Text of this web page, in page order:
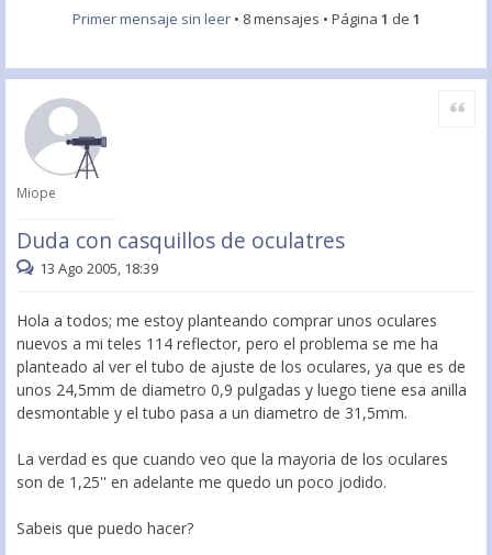
Primer mensaje sin leer• 8 mensajes • Página 1 de 1
Miope
Duda con casquillos de oculatres
Citar
13 Ago 2005, 18:39
Hola a todos; me estoy planteando comprar unos oculares
nuevos a mi teles 114 reflector, pero el problema se me ha
planteado al ver el tubo de ajuste de los oculares, ya que es de
unos 24,5mm de diametro 0,9 pulgadas y luego tiene esa anilla
desmontable y el tubo pasa a un diametro de 31,5mm.
La verdad es que cuando veo que la mayoria de los oculares
son de 1,25'' en adelante me quedo un poco jodido.
Sabeis que puedo hacer?